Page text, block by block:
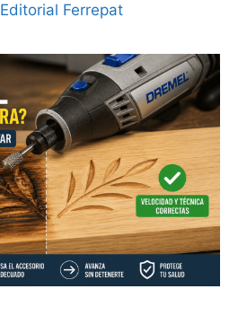
Editorial Ferrepat